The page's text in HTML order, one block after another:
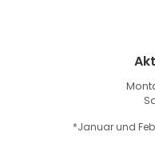
*Januar und